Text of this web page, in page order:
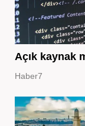
Açık kaynak
Haber7